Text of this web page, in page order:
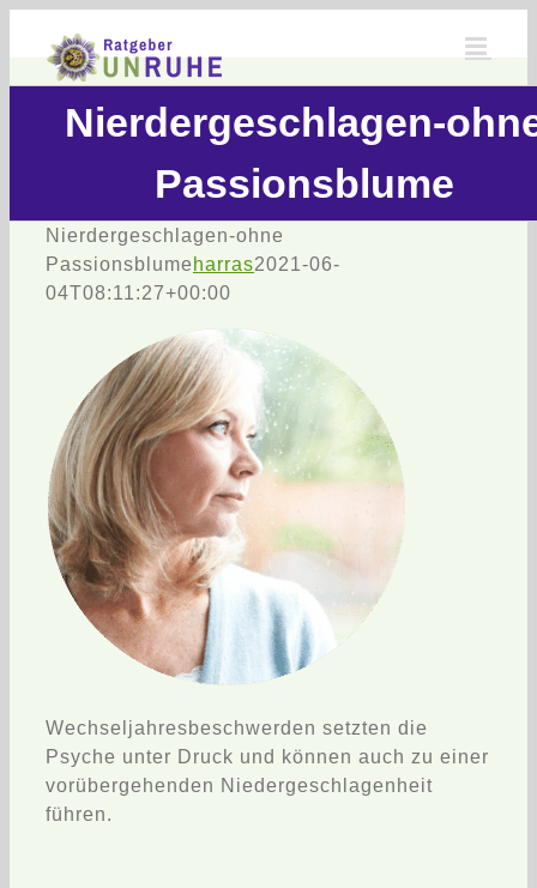
Inhalt
springen
Nierdergeschlagen-
Passionsblume
Nierdergeschlagen-ohne
Passionsblume harras2021-06-
04T08:11:27+00:00
Wechseljahresbeschwerden setzten die
Psyche unter Druck und können auch zu einer
vorübergehenden Niedergeschlagenheit
führen.